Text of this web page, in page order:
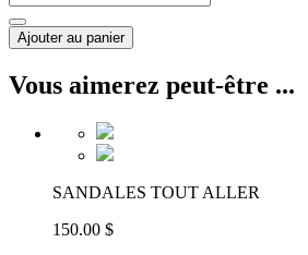
Ajouter au panier
Vous aimerez peut-être ...
SANDALES TOUT ALLER
150.00 $